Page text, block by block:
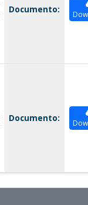
Documento:
Documento: